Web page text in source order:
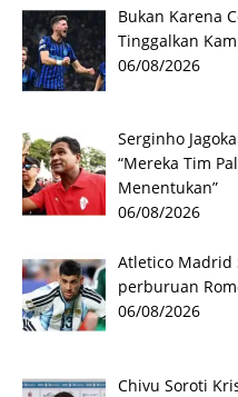
Bukan Karena
Tinggalkan
06/08/2026
Serginho
“Mereka Tim
Menentukan”
06/08/2026
Atletico Madrid
perburuan
06/08/2026
Chivu Soroti